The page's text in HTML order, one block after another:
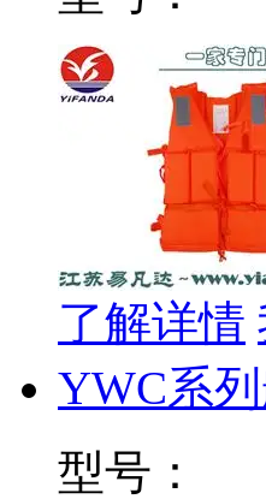
了解详情
YWC系
型号：